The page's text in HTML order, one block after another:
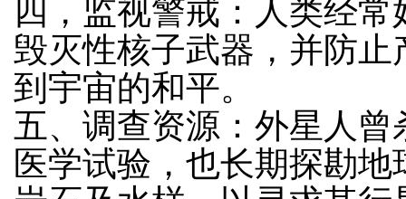
四，监视警戒：人类经
毁灭性核子武器，并防
到宇宙的和平。
五、调查资源：外星人
医学试验，也长期探勘